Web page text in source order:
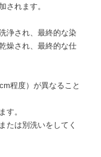
されます。
浄され、最終的な染
燥され、最終的な仕
程度）が異なること
す。
たは別洗いをしてく